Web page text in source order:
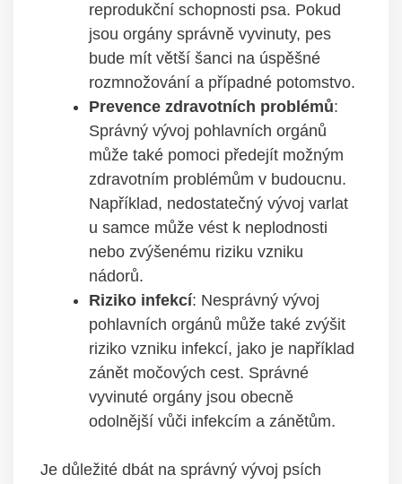
reprodukční‌ schopnosti⁣ psa. Pokud
jsou orgány správně⁣ vyvinuty, pes
bude ‍mít větší šanci na úspěšné
rozmnožování a případné potomstvo.
Prevence zdravotních problémů:​
Správný vývoj pohlavních orgánů
může také​ pomoci předejít možným‌
zdravotním⁢ problémům ‍v budoucnu.
‍Například, nedostatečný ‌vývoj varlat
u samce může ⁣vést k neplodnosti
nebo zvýšenému​ riziku vzniku
nádorů.
Riziko​ infekcí: ‍Nesprávný vývoj
pohlavních ⁤orgánů ​může⁣ také⁢ zvýšit
riziko‍ vzniku infekcí, jako⁤ je například
zánět močových⁢ cest. Správné
vyvinuté ​orgány jsou obecně
odolnější vůči⁣ infekcím‍ a zánětům.
Je důležité​ dbát na ‍správný⁤ vývoj psích ​